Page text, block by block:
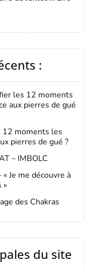
:
les 12 moments
aux pierres de gué
moments les
pierres de gué ?
– IMBOLC
Je me découvre à
»
des Chakras
du site